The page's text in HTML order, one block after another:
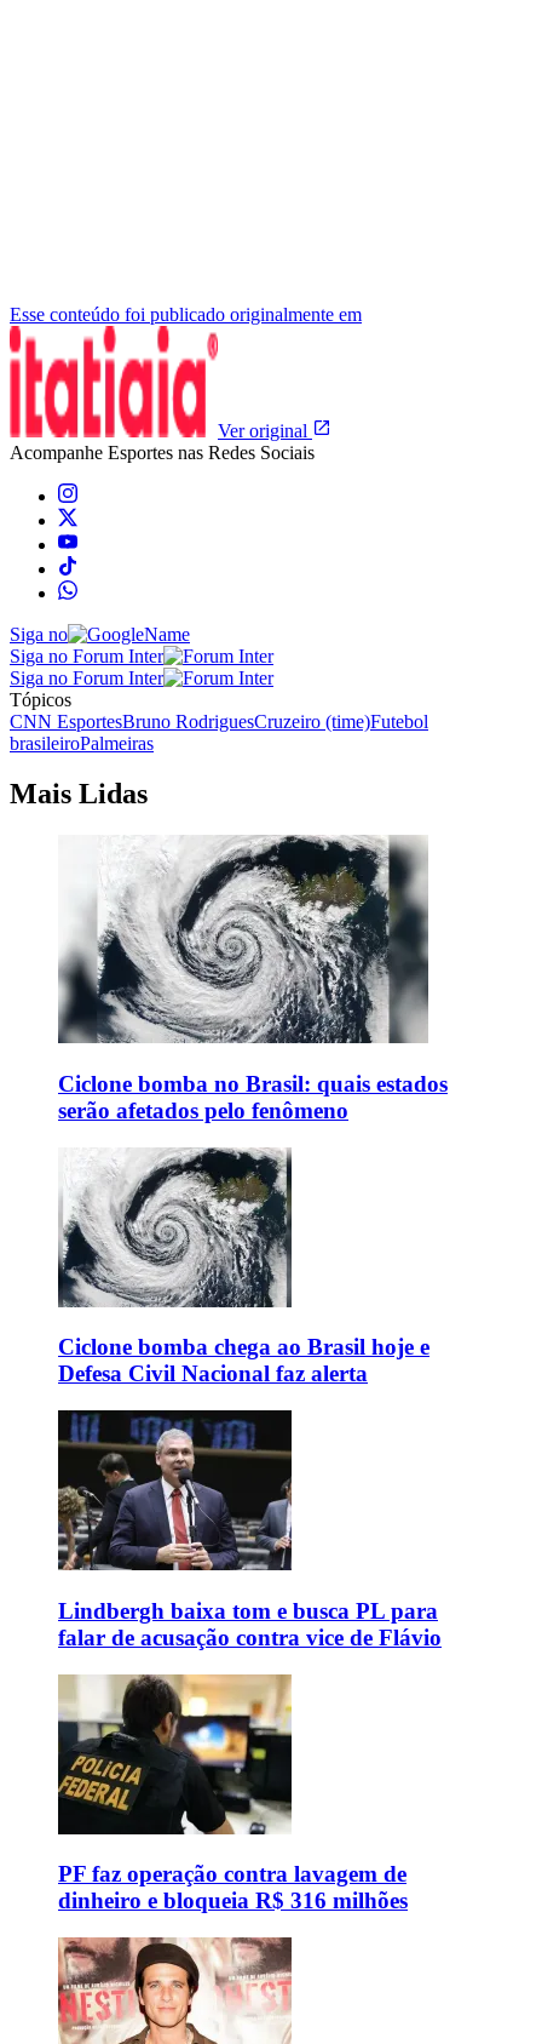
Esse conteúdo foi publicado originalmente em
Ver original
Acompanhe Esportes nas Redes Sociais
Siga no
Siga no Forum Inter
Siga no Forum Inter
Tópicos
CNN EsportesBruno RodriguesCruzeiro (time)Futebol
brasileiroPalmeiras
Mais Lidas
Ciclone bomba no Brasil: quais estados
serão afetados pelo fenômeno
Ciclone bomba chega ao Brasil hoje e
Defesa Civil Nacional faz alerta
Lindbergh baixa tom e busca PL para
falar de acusação contra vice de Flávio
PF faz operação contra lavagem de
dinheiro e bloqueia R$ 316 milhões